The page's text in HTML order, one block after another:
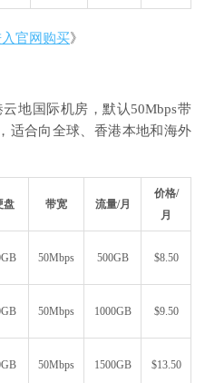
官网购买》
地国际机房，默认50Mbps带
适合向全球、香港本地和海外
盘 带宽 流量/月
价格/
月
50Mbps 500GB $8.50
50Mbps 1000GB $9.50
50Mbps 1500GB $13.50